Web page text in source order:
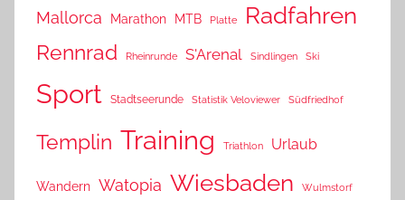
Mallorca Marathon MTB Platte Radfahren
Rennrad Rheinrunde S'Arenal Sindlingen Ski
Sport Stadtseerunde Statistik Veloviewer Südfriedhof
Templin Training Triathlon Urlaub
Wandern Watopia Wiesbaden Wulmstorf